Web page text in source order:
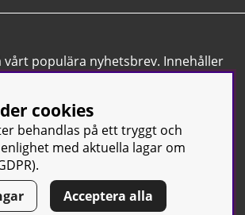
vårt populära nyhetsbrev. Innehåller
våra allra bästa erbjudanden.
JTC AB | Kontakta oss| All rights reserved
cookies
behandlas på ett tryggt och
med aktuella lagar om
Acceptera alla